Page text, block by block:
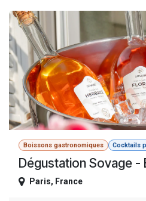
Boissons gastronomiques Cocktails
Dégustation Sovage
Paris, France